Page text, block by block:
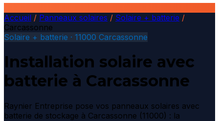
Accueil / Panneaux solaires / Solaire + batterie /
Carcassonne
Solaire + batterie · 11000 Carcassonne
Installation solaire avec
batterie à Carcassonne
Raynier Entreprise pose vos panneaux solaires avec
batterie de stockage à Carcassonne (11000) : la